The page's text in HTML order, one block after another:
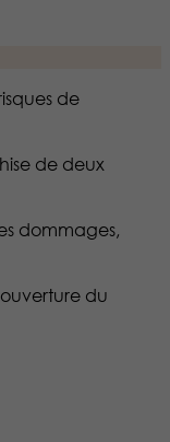
de
de deux
dommages,
du